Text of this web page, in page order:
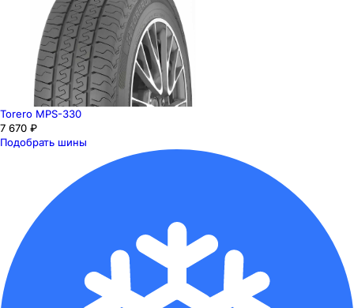
Torero MPS-330
7 670 ₽
Подобрать шины